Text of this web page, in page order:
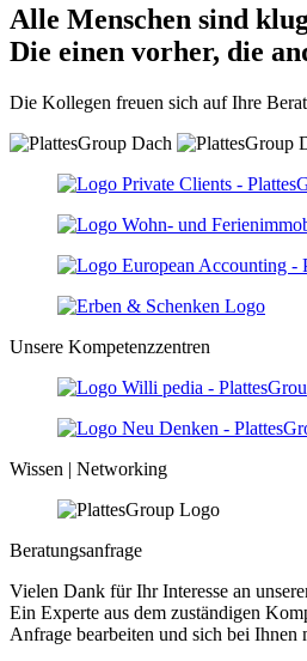
Alle Menschen sind
Die einen vorher, die
Die Kollegen freuen sich auf Ihre
Unsere Kompetenzzentren
Wissen | Networking
Beratungsanfrage
Vielen Dank für Ihr Interesse an
Ein Experte aus dem zuständigen
Anfrage bearbeiten und sich bei Ihnen